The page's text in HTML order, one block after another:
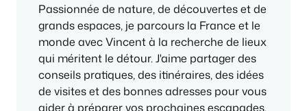
Passionnée de nature, de découvertes et de
grands espaces, je parcours la France et le
monde avec Vincent à la recherche de lieux
qui méritent le détour. J'aime partager des
conseils pratiques, des itinéraires, des idées
de visites et des bonnes adresses pour vous
aider à préparer vos prochaines escapades.